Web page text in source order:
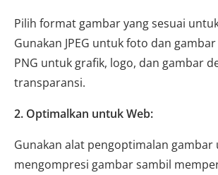
Pilih format gambar yang sesuai
Gunakan JPEG untuk foto dan
PNG untuk grafik, logo, dan gambar
transparansi.
2. Optimalkan untuk Web:
Gunakan alat pengoptimalan gambar
mengompresi gambar sambil